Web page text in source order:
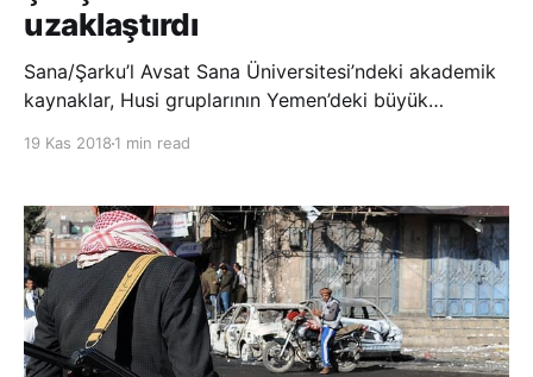
uzaklaştırdı
Sana/Şarku’l Avsat Sana Üniversitesi’ndeki akademik
kaynaklar, Husi gruplarının Yemen’deki büyük
sonra yaklaşık 800 çalışanın işten çıkarıldığ
19 Kas 2018 1 min read